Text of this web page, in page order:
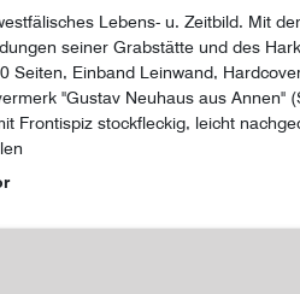
Lebens- u. Zeitbild. Mit
seiner Grabstätte und des
Seiten, Einband Leinwand,
"Gustav Neuhaus aus Annen"
Frontispiz stockfleckig, leicht